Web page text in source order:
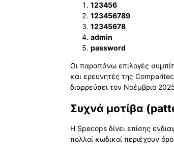
123456
123456789
12345678
admin
password
Οι παραπάνω επιλογές
και ερευνητές της
διαρρεύσει τον Νοέμβριο
Συχνά μοτίβα
Η Specops δίνει επίσης
πολλοί κωδικοί περιέχουν